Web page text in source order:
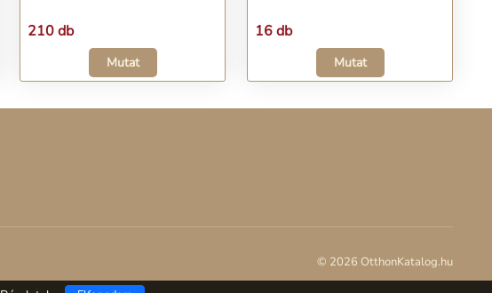
210 db
Mutat
16 db
Mutat
© 2026 OtthonKatalog.hu